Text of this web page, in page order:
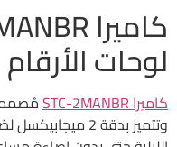
لوحات الأرقام
كاميرا STC-2MANBR